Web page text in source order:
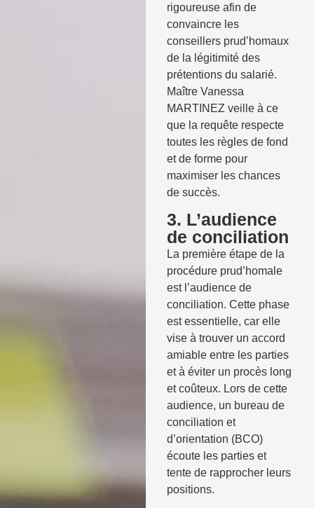
rigoureuse afin de
convaincre les
conseillers prud’homaux
de la légitimité des
prétentions du salarié.
Maître Vanessa
MARTINEZ veille à ce
que la requête respecte
toutes les règles de fond
et de forme pour
maximiser les chances
de succès.
3. L’audience
de conciliation
La première étape de la
procédure prud’homale
est l’audience de
conciliation. Cette phase
est essentielle, car elle
vise à trouver un accord
amiable entre les parties
et à éviter un procès long
et coûteux. Lors de cette
audience, un bureau de
conciliation et
d’orientation (BCO)
écoute les parties et
tente de rapprocher leurs
positions.